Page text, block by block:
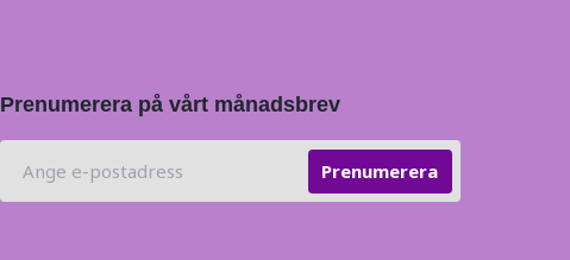
Prenumerera på vårt månadsbrev
Prenumerera